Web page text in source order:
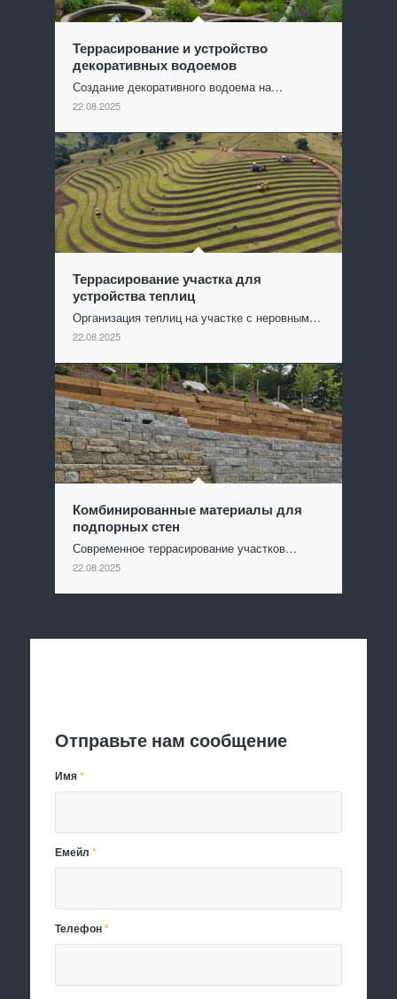
Террасирование и устройство
декоративных водоемов
Создание декоративного водоема на…
22.08.2025
Террасирование участка для
устройства теплиц
Организация теплиц на участке с неровным…
22.08.2025
Комбинированные материалы для
подпорных стен
Современное террасирование участков…
22.08.2025
Отправьте нам сообщение
Имя*
Емейл*
Телефон*